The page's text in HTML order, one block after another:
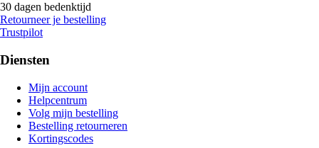
30 dagen bedenktijd
Retourneer je bestelling
Trustpilot
Diensten
Mijn account
Helpcentrum
Volg mijn bestelling
Bestelling retourneren
Kortingscodes